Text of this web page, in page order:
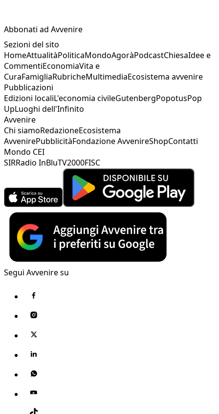
Abbonati ad Avvenire
Sezioni del sito
HomeAttualitàPoliticaMondoAgoràPodcastChiesaIdee e
CommentiEconomiaVita e
CuraFamigliaRubricheMultimediaEcosistema avvenire
Pubblicazioni
Edizioni localiL'economia civileGutenbergPopotusPop
UpLuoghi dell'Infinito
Avvenire
Chi siamoRedazioneEcosistema
AvvenirePubblicitàFondazione AvvenireShopContatti
Mondo CEI
SIRRadio InBluTV2000FISC
Segui Avvenire su